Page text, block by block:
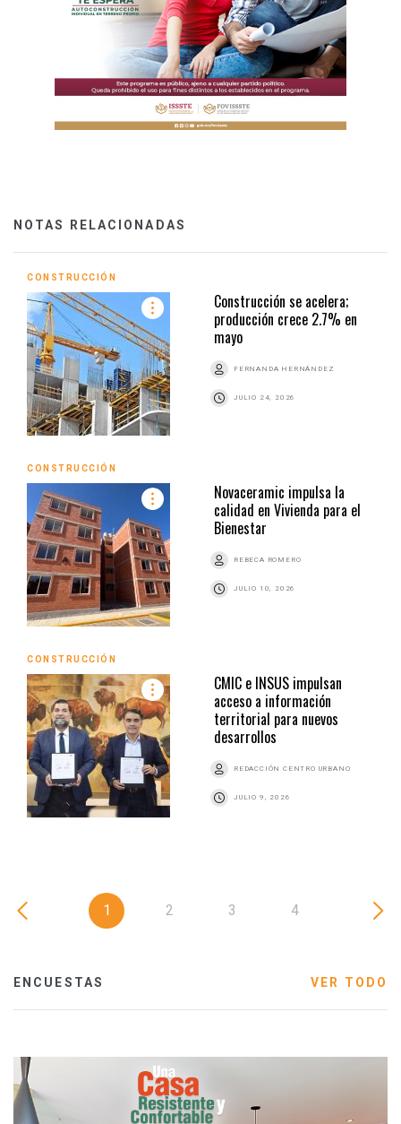
NOTAS RELACIONADAS
CONSTRUCCIÓN
Construcción se acelera;
producción crece 2.7% en
mayo
FERNANDA HERNÁNDEZ
JULIO 24, 2026
CONSTRUCCIÓN
Novaceramic impulsa la
calidad en Vivienda para el
Bienestar
REBECA ROMERO
JULIO 10, 2026
CONSTRUCCIÓN
CMIC e INSUS impulsan
acceso a información
territorial para nuevos
desarrollos
REDACCIÓN CENTRO URBANO
JULIO 9, 2026
1 2 3 4
ENCUESTAS VER TODO